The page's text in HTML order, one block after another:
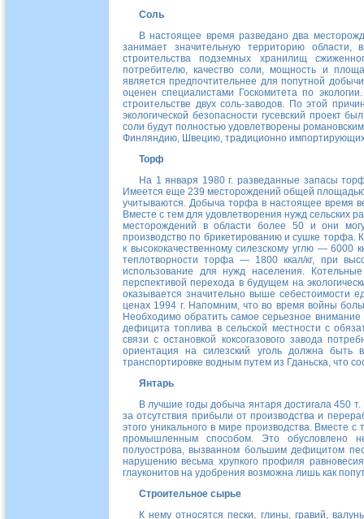
Соль
В настоящее время разведано два
занимает значительную территорию области,
строительства подземных хранилищ
потребителю, качество соли, мощность и
является предпочтительнее для попутной
оценен специалистами Госкомитета по
строительстве двух соль-заводов. По этой
экологической безопасности гусевский проект
соли будут полностью удовлетворены
Финляндию, Швецию, традиционно
Торф
На 1 января 1980 г. разведанные запасы
Имеется еще 239 месторождений общей
учитываются. Добыча торфа в настоящее время
Вместе с тем для удовлетворения нужд сельских
месторождений в области более 50 и они
производство по брикетированию и сушке торфа.
к высококачественному силезскому углю —6000
теплотворности торфа — 1800 ккал/кг, при
использование для нужд населения.
перспективой перехода в будущем на
оказывается значительно выше себестоимости
ценах 1994 г. Напомним, что во время войны
Необходимо обратить самое серьезное
дефицита топлива в сельской местности с
связи с остановкой коксогазового завода
ориентация на силезский уголь должна быть
транспортировке водным путем из Гданьска, что
Янтарь
В лучшие годы добыча янтаря достигала450 т.
за отсутствия прибыли от производства и
этого уникального в мире производства. Вместе
промышленным способом. Это обусловлено
полуострова, вызванном большим дефицитом
нарушению весьма хрупкого профиля
глауконитов на удобрения возможна лишь как
Строительное сырье
К нему относятся пески, глины, гравий,